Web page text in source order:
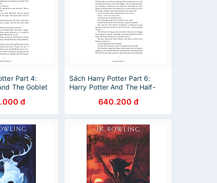
Part 4:
The Goblet
cốc lửa)
đ
Sách Harry Potter Part 6:
Harry Potter And The Half-
(Harry Potter và Hoàng Tử
Lai) (English Book)
640.200 đ